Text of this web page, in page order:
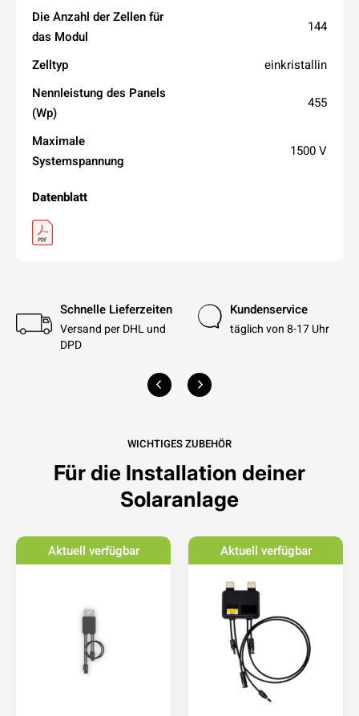
Die Anzahl der Zellen für
das Modul
144
Zelltyp
einkristallin
Nennleistung des Panels
(Wp)
455
Maximale
Systemspannung
1500 V
Datenblatt
Schnelle Lieferzeiten
Versand per DHL und
DPD
Kundenservice
täglich von 8-17 Uhr
WICHTIGES ZUBEHÖR
Für die Installation deiner
Solaranlage
Aktuell verfügbar Aktuell verfügbar